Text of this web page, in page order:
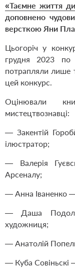
«Таємне життя
доповнено
версткою Яни
Цьогоріч у
грудня 2023 по
потрапляли лише
цей конкурс.
Оцінювали
мистецтвознавці:
— Закентій
ілюстратор;
— Валерія
Арсеналу;
— Анна Іваненко —
— Даша
художниця;
— Анатолій
— Куба Совіньскі